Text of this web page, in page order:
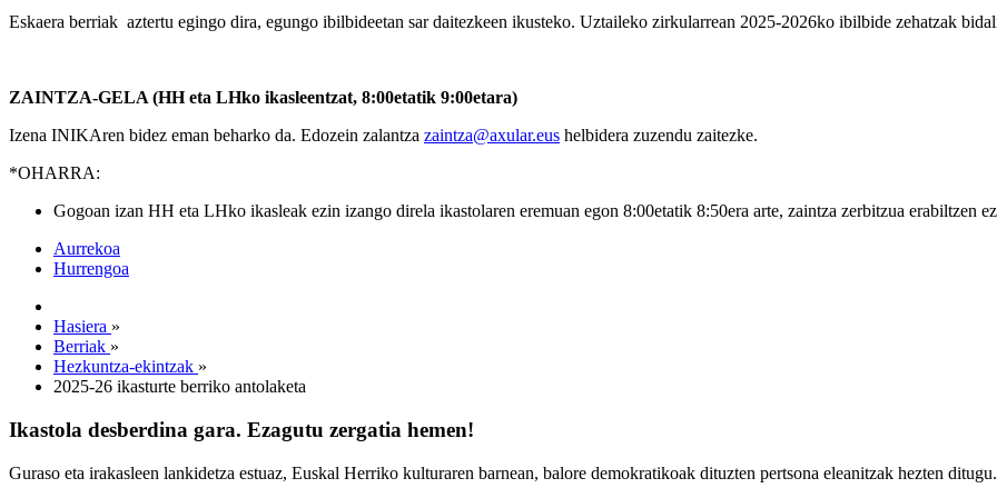
Eskaera berriak aztertu egingo dira, egungo ibilbideetan sar daitezkeen ikusteko. Uztaileko zirkularrean 2025-2026ko ibilbide zehatzak
ZAINTZA-GELA (HH eta LHko ikasleentzat, 8:00etatik 9:00etara)
Izena INIKAren bidez eman beharko da. Edozein zalantza zaintza@axular.eus helbidera zuzendu zaitezke.
*OHARRA:
Gogoan izan HH eta LHko ikasleak ezin izango direla ikastolaren eremuan egon 8:00etatik 8:50era arte, zaintza zerbitzua erabiltzen
Aurrekoa
Hurrengoa
Hasiera »
Berriak »
Hezkuntza-ekintzak »
2025-26 ikasturte berriko antolaketa
Ikastola desberdina gara. Ezagutu zergatia hemen!
Guraso eta irakasleen lankidetza estuaz, Euskal Herriko kulturaren barnean, balore demokratikoak dituzten pertsona eleanitzak hezten ditugu.